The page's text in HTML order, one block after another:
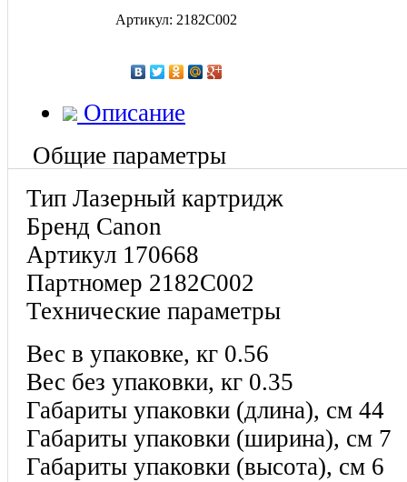
Артикул: 2182C002
Описание
Общие параметры
Тип Лазерный картридж
Бренд Canon
Артикул 170668
Партномер 2182C002
Технические параметры
Вес в упаковке, кг 0.56
Вес без упаковки, кг 0.35
Габариты упаковки (длина), см 44
Габариты упаковки (ширина), см 7
Габариты упаковки (высота), см 6